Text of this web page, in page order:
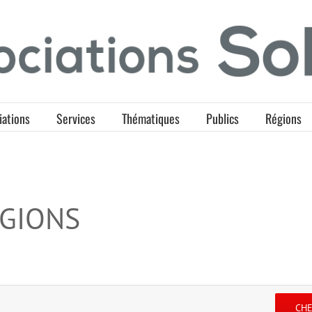
Services Thématiques Publics Régions